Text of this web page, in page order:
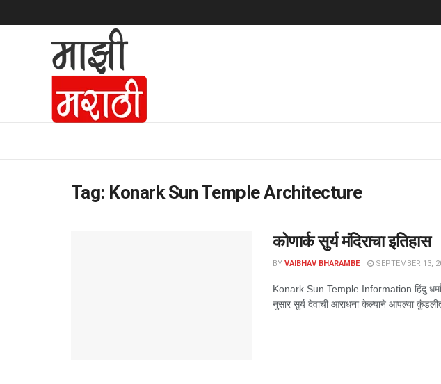
Tag: Konark Sun Temple Architecture
कोणार्क सुर्य मंदिराचा इतिहास
BY VAIBHAV BHARAMBE SEPTEMBER 13,
Konark Sun Temple Information हिंदु धर्मात
नुसार सुर्य देवाची आराधना केल्याने आपल्या